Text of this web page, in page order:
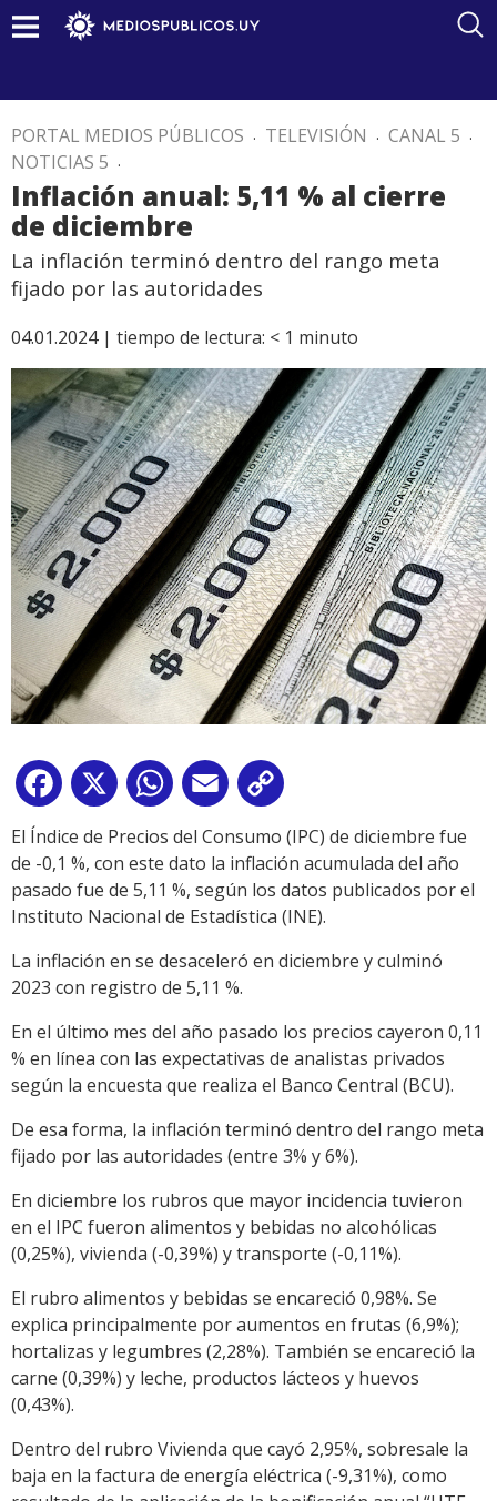
PORTAL MEDIOS PÚBLICOS . TELEVISIÓN . CANAL 5 .
NOTICIAS 5 .
Inflación anual: 5,11 % al cierre
de diciembre
La inflación terminó dentro del rango meta
fijado por las autoridades
04.01.2024 | tiempo de lectura: < 1 minuto
Facebook
X WhatsApp
Email
Link
El Índice de Precios del Consumo (IPC) de diciembre fue
de -0,1 %, con este dato la inflación acumulada del año
pasado fue de 5,11 %, según los datos publicados por el
Instituto Nacional de Estadística (INE).
La inflación en se desaceleró en diciembre y culminó
2023 con registro de 5,11 %.
En el último mes del año pasado los precios cayeron 0,11
% en línea con las expectativas de analistas privados
según la encuesta que realiza el Banco Central (BCU).
De esa forma, la inflación terminó dentro del rango meta
fijado por las autoridades (entre 3% y 6%).
En diciembre los rubros que mayor incidencia tuvieron
en el IPC fueron alimentos y bebidas no alcohólicas
(0,25%), vivienda (-0,39%) y transporte (-0,11%).
El rubro alimentos y bebidas se encareció 0,98%. Se
explica principalmente por aumentos en frutas (6,9%);
hortalizas y legumbres (2,28%). También se encareció la
carne (0,39%) y leche, productos lácteos y huevos
(0,43%).
Dentro del rubro Vivienda que cayó 2,95%, sobresale la
baja en la factura de energía eléctrica (-9,31%), como